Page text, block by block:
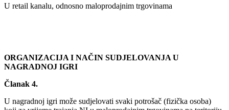
U retail kanalu, odnosno maloprodajnim trgovinama
ORGANIZACIJA I NAČIN SUDJELOVANJA U
NAGRADNOJ IGRI
Članak 4.
U nagradnoj igri može sudjelovati svaki potrošač (fizička osoba)